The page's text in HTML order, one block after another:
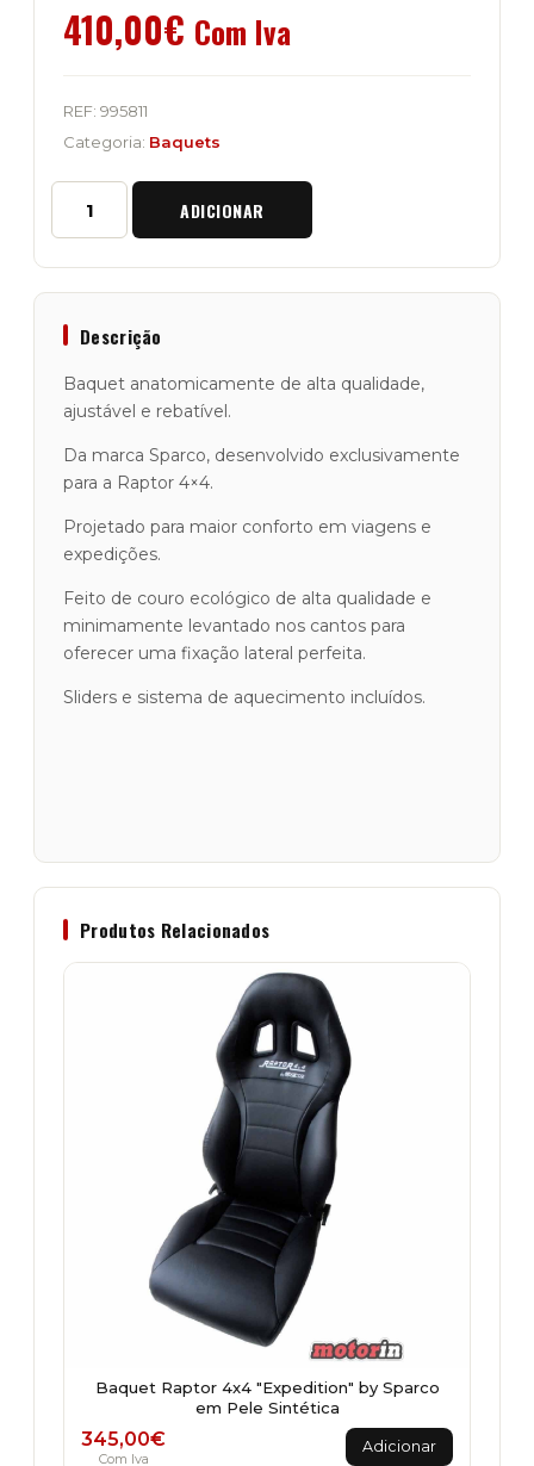
410,00€ Com Iva
REF: 995811
Categoria: Baquets
Quantidade
Baquet
"Expedition"
by
Sparco
em
Pele
ADICIONAR
Descrição
Baquet anatomicamente de alta qualidade,
ajustável e rebatível.
Da marca Sparco, desenvolvido exclusivamente
para a Raptor 4×4.
Projetado para maior conforto em viagens e
expedições.
Feito de couro ecológico de alta qualidade e
minimamente levantado nos cantos para
oferecer uma fixação lateral perfeita.
Sliders e sistema de aquecimento incluídos.
Produtos Relacionados
Baquet Raptor 4x4 "Expedition" by Sparco
em Pele Sintética
345,00€
Com Iva
Adicionar